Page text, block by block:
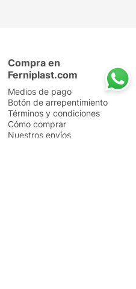
Compra en
Ferniplast.com
Medios de pago
Botón de arrepentimiento
Términos y condiciones
Cómo comprar
Nuestros envíos